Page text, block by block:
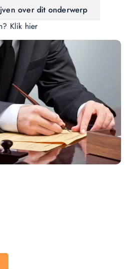
over dit onderwerp
Klik hier